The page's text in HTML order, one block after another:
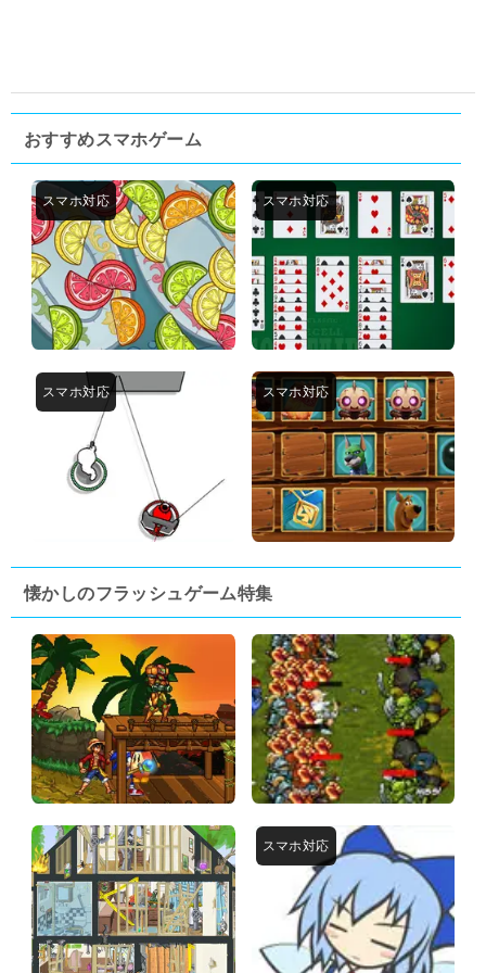
おすすめスマホゲーム
懐かしのフラッシュゲーム特集